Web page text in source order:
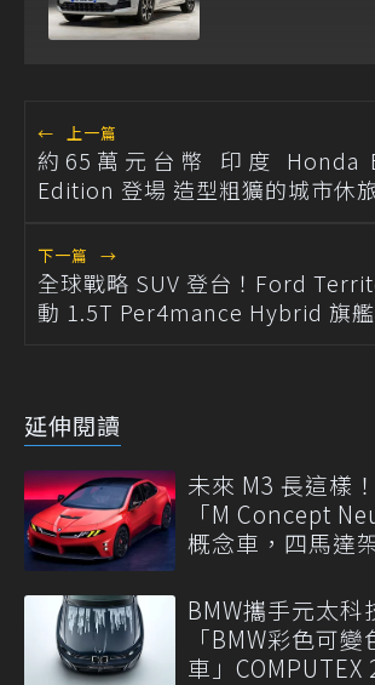
← 上一篇
約65萬元台幣 印度 Honda
Edition 登場 造型粗獷的城市休
下一篇 →
全球戰略 SUV 登台！Ford
動 1.5T Per4mance Hybrid 旗
延伸閱讀
未來 M3 長這樣
「M Concept
概念車，四馬達
BMW攜手元太科
「BMW彩色可
車」COMPUTEX